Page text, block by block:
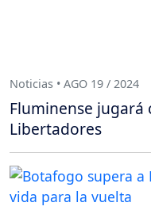
Noticias • AGO 19 / 2024
Fluminense jugará
Libertadores